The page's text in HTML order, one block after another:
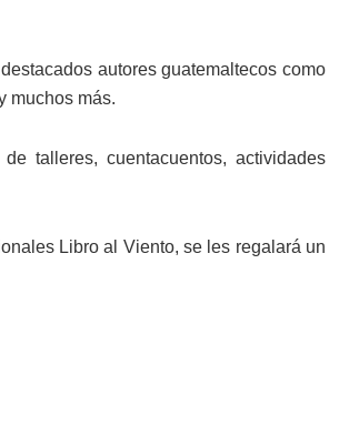
autores guatemaltecos como
muchos más.
talleres, cuentacuentos, actividades
Libro al Viento, se les regalará un